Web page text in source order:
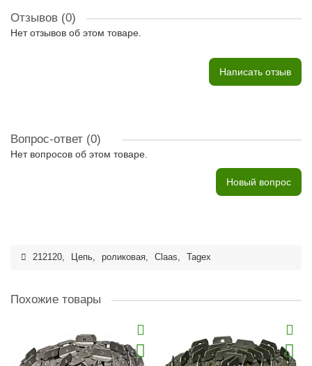
Отзывов (0)
Нет отзывов об этом товаре.
Написать отзыв
Вопрос-ответ (0)
Нет вопросов об этом товаре.
Новый вопрос
212120, Цепь, роликовая, Claas, Tagex
Похожие товары